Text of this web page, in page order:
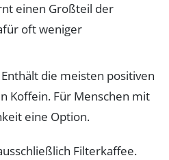
einen Großteil der
oft weniger
Enthält die meisten positiven
Koffein. Für Menschen mit
eine Option.
Filterkaffee.